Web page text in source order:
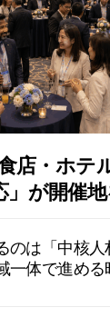
店・ホテ
が開催
のは「中核人
一体で進める